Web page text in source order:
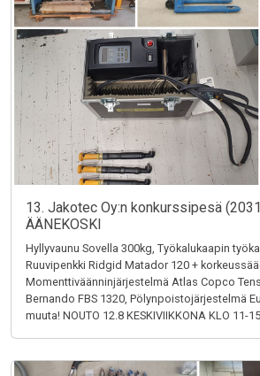
13. Jakotec Oy:n konkurssipesä
ÄÄNEKOSKI
Hyllyvaunu Sovella 300kg, Työkalukaapin
Ruuvipenkki Ridgid Matador 120 +
Momenttiväänninjärjestelmä Atlas Copco
Bernando FBS 1320, Pölynpoistojärjestelmä
muuta! NOUTO 12.8 KESKIVIIKKONA KLO 11-15